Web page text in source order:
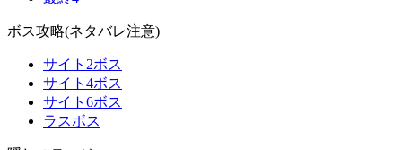
ボス攻略(ネタバレ注意)
サイト2ボス
サイト4ボス
サイト6ボス
ラスボス